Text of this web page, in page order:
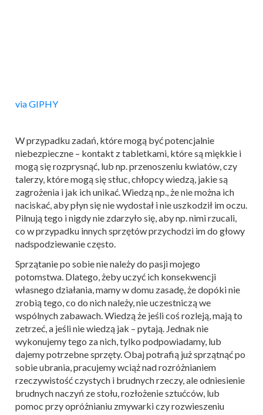
via GIPHY
W przypadku zadań, które mogą być potencjalnie
niebezpieczne – kontakt z tabletkami, które są miękkie i
mogą się rozprysnąć, lub np. przenoszeniu kwiatów, czy
talerzy, które mogą się stłuc, chłopcy wiedzą, jakie są
zagrożenia i jak ich unikać. Wiedzą np., że nie można ich
naciskać, aby płyn się nie wydostał i nie uszkodził im oczu.
Pilnują tego i nigdy nie zdarzyło się, aby np. nimi rzucali,
co w przypadku innych sprzętów przychodzi im do głowy
nadspodziewanie często.
Sprzątanie po sobie nie należy do pasji mojego
potomstwa. Dlatego, żeby uczyć ich konsekwencji
własnego działania, mamy w domu zasadę, że dopóki nie
zrobią tego, co do nich należy, nie uczestniczą we
wspólnych zabawach. Wiedzą że jeśli coś rozleją, mają to
zetrzeć, a jeśli nie wiedzą jak – pytają. Jednak nie
wykonujemy tego za nich, tylko podpowiadamy, lub
dajemy potrzebne sprzęty. Obaj potrafią już sprzątnąć po
sobie ubrania, pracujemy wciąż nad rozróżnianiem
rzeczywistość czystych i brudnych rzeczy, ale odniesienie
brudnych naczyń ze stołu, rozłożenie sztućców, lub
pomoc przy opróżnianiu zmywarki czy rozwieszeniu